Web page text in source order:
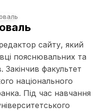
сайту, який
пояснювальних та
Закінчив факультет
національного
Під час навчання